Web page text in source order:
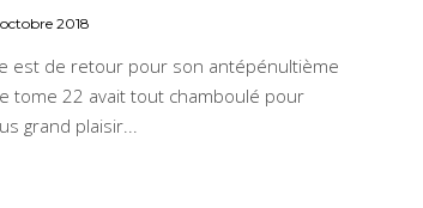
2018
est de retour pour son antépénultième
tome 22 avait tout chamboulé pour
grand plaisir...